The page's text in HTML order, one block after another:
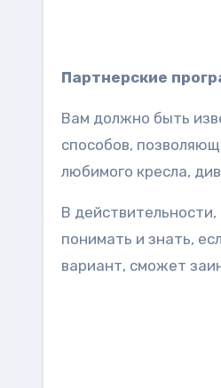
Партнерские
Вам должно быть
способов,
любимого кресла,
В
понимать и знать,
вариант, сможет